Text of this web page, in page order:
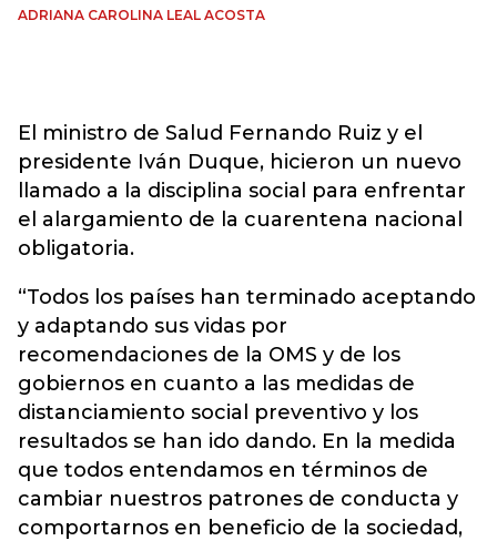
ADRIANA CAROLINA LEAL ACOSTA
El ministro de Salud Fernando Ruiz y el
presidente Iván Duque, hicieron un nuevo
llamado a la disciplina social para enfrentar
el alargamiento de la cuarentena nacional
obligatoria.
“Todos los países han terminado aceptando
y adaptando sus vidas por
recomendaciones de la OMS y de los
gobiernos en cuanto a las medidas de
distanciamiento social preventivo y los
resultados se han ido dando. En la medida
que todos entendamos en términos de
cambiar nuestros patrones de conducta y
comportarnos en beneficio de la sociedad,